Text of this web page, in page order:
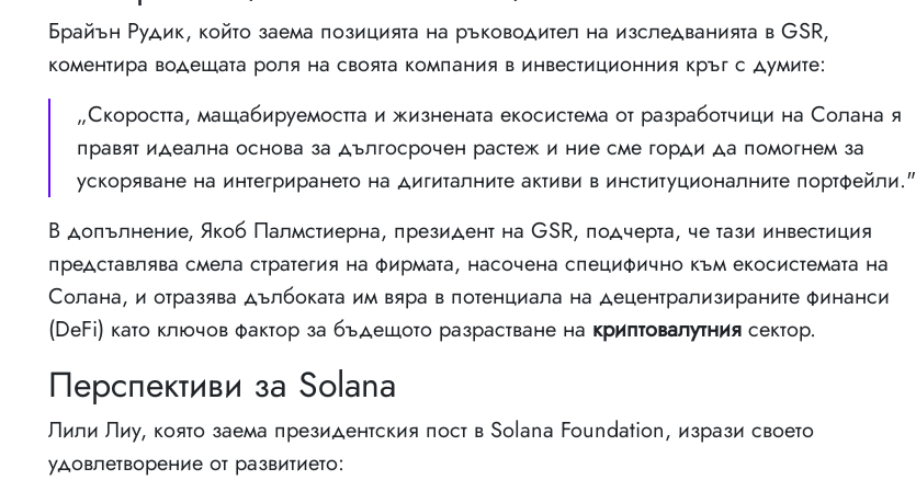
Брайън Рудик, който заема позицията на ръководител на изследванията в GSR,
коментира водещата роля на своята компания в инвестиционния кръг с думите:
„Скоростта, мащабируемостта и жизнената екосистема от разработчици на Солана я
правят идеална основа за дългосрочен растеж и ние сме горди да помогнем за
ускоряване на интегрирането на дигиталните активи в институционалните портфейли."
В допълнение, Якоб Палмстиерна, президент на GSR, подчерта, че тази инвестиция
представлява смела стратегия на фирмата, насочена специфично към екосистемата на
Солана, и отразява дълбоката им вяра в потенциала на децентрализираните финанси
(DeFi) като ключов фактор за бъдещото разрастване на криптовалутния сектор.
Перспективи за Solana
Лили Лиу, която заема президентския пост в Solana Foundation, изрази своето
удовлетворение от развитието: